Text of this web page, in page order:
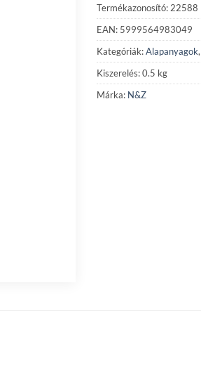
Termékazonosító: 22588
EAN: 5999564983049
Kategóriák:Alapanyagok,
Kiszerelés: 0.5 kg
Márka: N&Z